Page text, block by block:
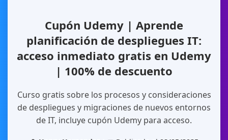
Cupón Udemy | Aprende
planificación de despliegues IT:
acceso inmediato gratis en Udemy
| 100% de descuento
Curso gratis sobre los procesos y consideraciones
de despliegues y migraciones de nuevos entornos
de IT, incluye cupón Udemy para acceso.